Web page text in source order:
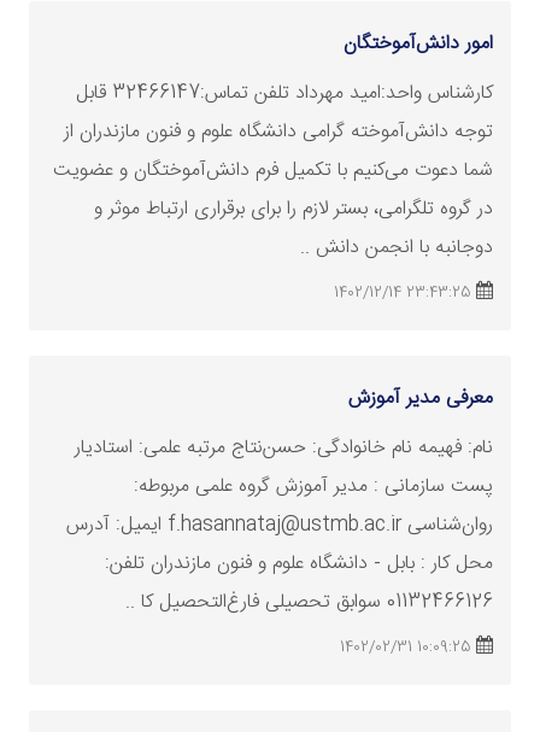
امور دانش‌آموختگان
کارشناس واحد:امید مهرداد تلفن تماس:32466147 قابل
توجه دانش‌آموخته گرامی دانشگاه علوم و فنون مازندران از
شما دعوت می‌کنیم با تکمیل فرم دانش‌آموختگان و عضویت
در گروه تلگرامی، بستر لازم را برای برقراری ارتباط موثر و
دوجانبه با انجمن دانش ..
23:43:25 1402/12/14
معرفی مدیر آموزش
نام: فهیمه نام خانوادگی: حسن‌نتاج مرتبه علمی: استادیار
پست سازمانی : مدیر آموزش گروه علمی مربوطه:
روان‌شناسی f.hasannataj@ustmb.ac.ir ایمیل: آدرس
محل کار : بابل - دانشگاه علوم و فنون مازندران تلفن:
01132466126 سوابق تحصیلی فارغ‌التحصیل کا ..
10:09:25 1402/02/31